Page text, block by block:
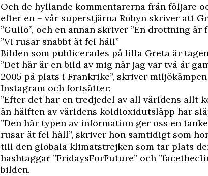
Och de hyllande kommentarerna från följare
efter en – vår superstjärna Robyn skriver att
”Gullo”, och en annan skriver ”En drottning är
”Vi rusar snabbt åt fel håll”
Bilden som publicerades på lilla Greta är
”Det här är en bild av mig när jag var två år
2005 på plats i Frankrike”, skriver
Instagram och fortsätter:
”Efter det har en tredjedel av all världens allt
än hälften av världens koldioxidutsläpp har
”Den här typen av information ger oss en
rusar åt fel håll”, skriver hon samtidigt som
till den globala klimatstrejken som tar plats
hashtaggar ”FridaysForFuture” och
bilden.